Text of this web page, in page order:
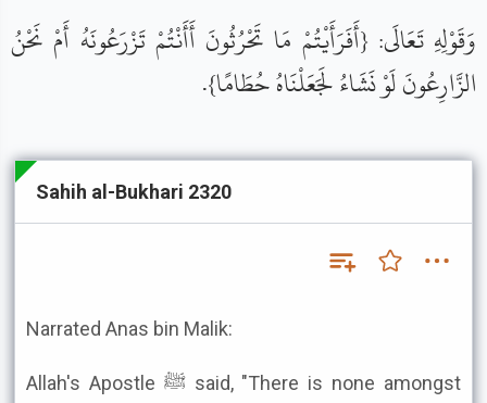
وَقَوْلِهِ تَعَالَى: {أَفَرَأَيْتُمْ مَا تَحْرُثُونَ أَأَنْتُمْ تَزْرَعُونَهُ أَمْ نَحْنُ
الزَّارِعُونَ لَوْ نَشَاءُ لَجَعَلْنَاهُ حُطَامًا}.
Sahih al-Bukhari 2320
Narrated Anas bin Malik:
Allah's Apostle ﷺ said, "There is none amongst